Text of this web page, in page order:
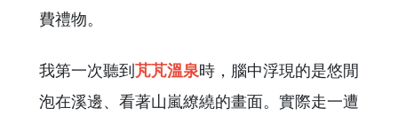
費禮物。
我第一次聽到芃芃溫泉時，腦中浮現的是悠閒
泡在溪邊、看著山嵐繚繞的畫面。實際走一遭